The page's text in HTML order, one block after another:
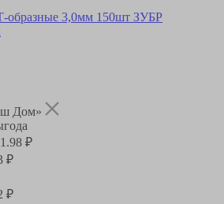
образные 3,0мм 150шт ЗУБР
Дом»
1.98 ₽
₽
₽